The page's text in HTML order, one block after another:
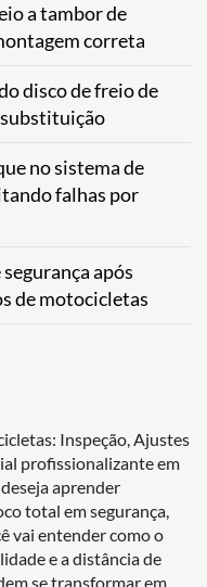
a tambor de
correta
disco de freio de
no sistema de
falhas por
após
de motocicletas
Inspeção, Ajustes
profissionalizante em
aprender
total em segurança,
vai entender como o
e a distância de
se transformar em